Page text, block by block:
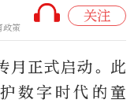
政策
关注
月正式启动。此
数字时代的童